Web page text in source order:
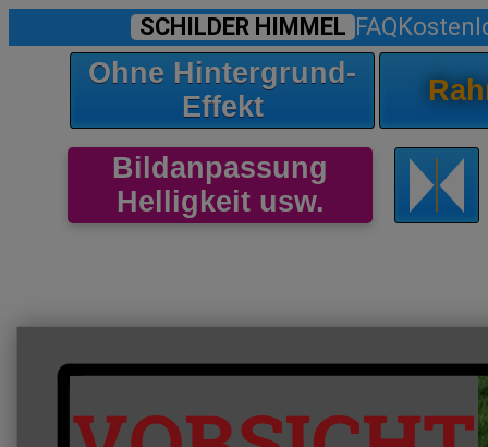
SCHILDER HIMMEL FAQ
Ohne Hintergrund-
Effekt
Bildanpassung
Helligkeit usw.